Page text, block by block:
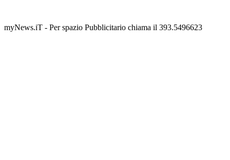
myNews.iT - Per spazio Pubblicitario chiama il 393.5496623